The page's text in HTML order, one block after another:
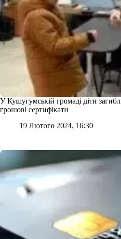
У Кушугумській громаді діти
грошові сертифікати
19 Лютого 2024, 16:30